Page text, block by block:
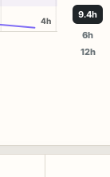
4h
9.9h
6h
12h